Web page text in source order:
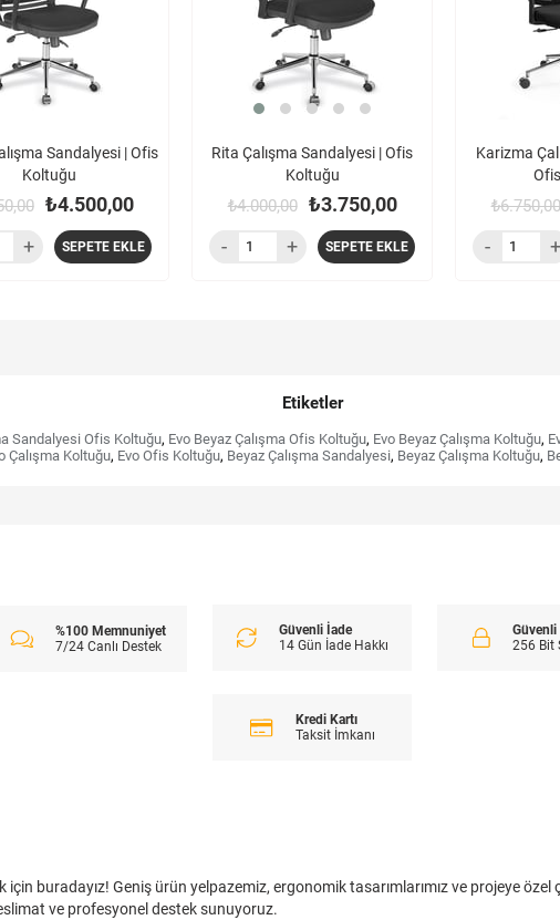
Sandalyesi | Ofis
Koltuğu
₺4.500,00
SEPETE EKLE
Rita Çalışma Sandalyesi | Ofis
Koltuğu
₺3.750,00
₺4.000,00
SEPETE EKLE
Karizma
₺6.750,00
Etiketler
Sandalyesi Ofis Koltuğu, Evo Beyaz Çalışma Ofis Koltuğu, Evo Beyaz Çalışma Koltuğu,
Çalışma Koltuğu, Evo Ofis Koltuğu, Beyaz Çalışma Sandalyesi, Beyaz Çalışma Koltuğu,
%100 Memnuniyet
7/24 Canlı Destek
Güvenli İade
14 Gün İade Hakkı
Güvenli
256 Bit
Kredi Kartı
Taksit İmkanı
için buradayız! Geniş ürün yelpazemiz, ergonomik tasarımlarımız ve projeye
ve profesyonel destek sunuyoruz.